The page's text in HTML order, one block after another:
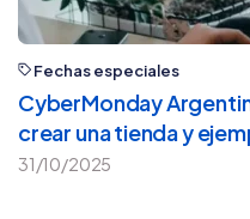
Fechas especiales
CyberMonday
crear una tienda y
31/10/2025